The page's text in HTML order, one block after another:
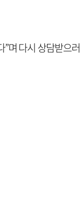
며 다시 상담받으러